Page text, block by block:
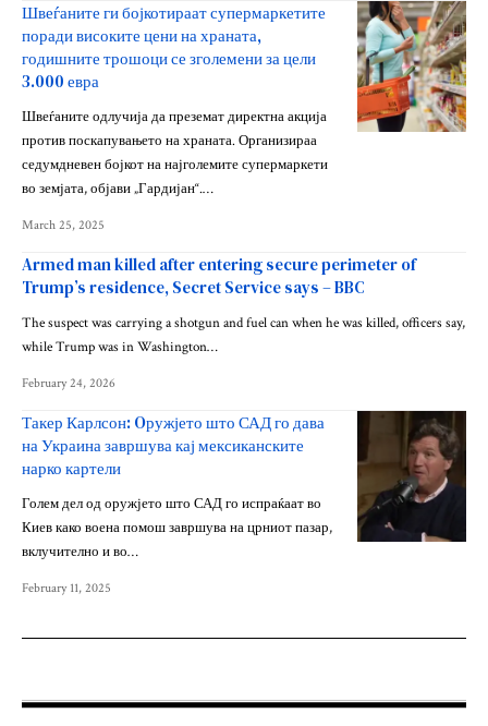
Швеѓаните ги бојкотираат супермаркетите
поради високите цени на храната,
годишните трошоци се зголемени за цели
3.000 евра
Швеѓаните одлучија да преземат директна акција
против поскапувањето на храната. Организираа
седумдневен бојкот на најголемите супермаркети
во земјата, објави „Гардијан“.…
March 25, 2025
Armed man killed after entering secure perimeter of
Trump’s residence, Secret Service says – BBC
The suspect was carrying a shotgun and fuel can when he was killed, officers say,
while Trump was in Washington…
February 24, 2026
Такер Карлсон: Oружјето што САД го дава
на Украина завршува кај мексиканските
нарко картели
Голем дел од оружјето што САД го испраќаат во
Киев како воена помош завршува на црниот пазар,
вклучително и во…
February 11, 2025